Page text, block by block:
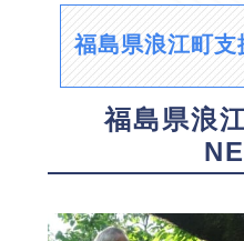
福島県浪江町
福島県浪